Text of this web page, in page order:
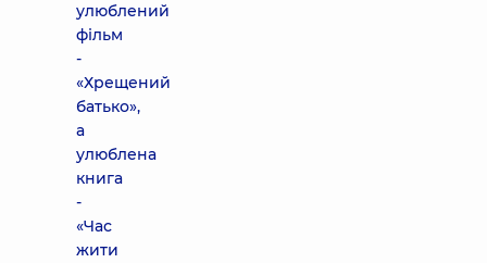
улюблений
фільм
-
«Хрещений
батько»,
а
улюблена
книга
-
«Час
жити